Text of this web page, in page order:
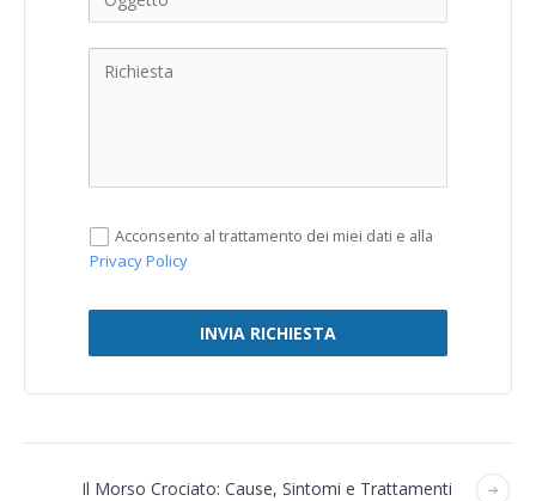
Acconsento al trattamento dei miei dati e alla
Privacy Policy
INVIA RICHIESTA
Il Morso Crociato: Cause, Sintomi e Trattamenti